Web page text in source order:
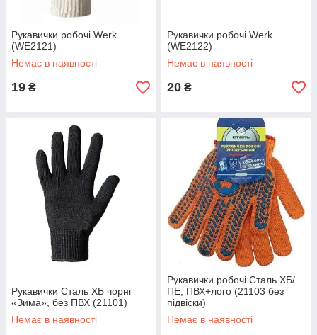
Рукавички робочі Werk
(WE2121)
Немає в наявності
19 ₴
Рукавички робочі Werk
(WE2122)
Немає в наявності
20 ₴
Рукавички Сталь ХБ чорні
«Зима», без ПВХ (21101)
Немає в наявності
Рукавички робочі Сталь ХБ/
ПЕ, ПВХ+лого (21103 без
підвіски)
Немає в наявності